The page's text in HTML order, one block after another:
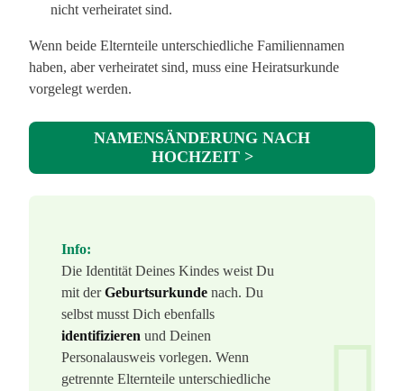
nicht verheiratet sind.
Wenn beide Elternteile unterschiedliche Familiennamen
haben, aber verheiratet sind, muss eine Heiratsurkunde
vorgelegt werden.
NAMENSÄNDERUNG NACH
HOCHZEIT >
Info:
Die Identität Deines Kindes weist Du
mit derGeburtsurkunde nach. Du
selbst musst Dich ebenfalls
identifizieren und Deinen
Personalausweis vorlegen. Wenn
getrennte Elternteile unterschiedliche